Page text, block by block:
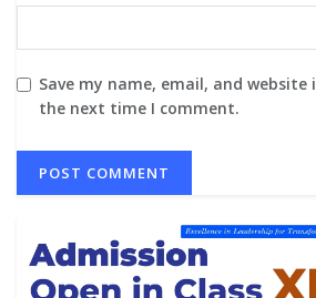
Save my name, email, and
the next time I comment.